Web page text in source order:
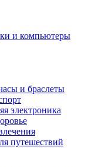
и компьютеры
и браслеты
электроника
путешествий
в 2 недели